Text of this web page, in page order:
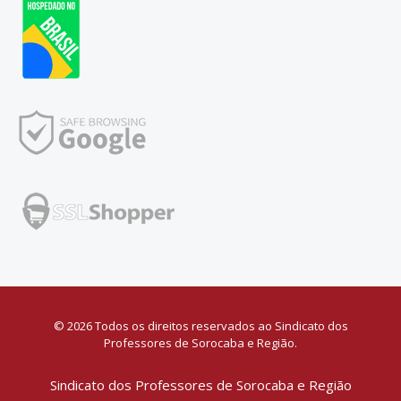
© 2026 Todos os direitos reservados ao Sindicato dos
Professores de Sorocaba e Região.
Sindicato dos Professores de Sorocaba e Região